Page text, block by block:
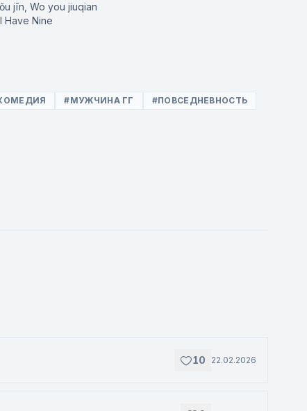
jīn, Wo you jiuqian
Have Nine
#МУЖЧИНА ГГ
#ПОВСЕДНЕВНОСТЬ
10 22.02.2026